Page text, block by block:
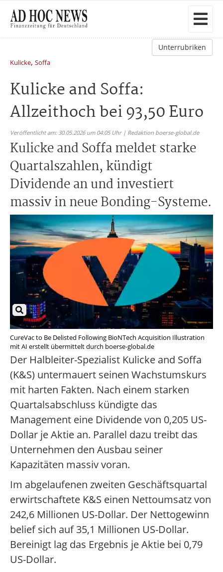
Unterrubriken
Kulicke, Soffa
Kulicke and Soffa:
Allzeithoch bei 93,50 Euro
Veröffentlicht am: 30.05.2026 um 04:05 Uhr | Redaktion boerse-global.de
Kulicke and Soffa meldet starke
Quartalszahlen, kündigt
Dividende an und investiert
massiv in neue Bonding-Systeme.
CureVac to Be Delisted Following BioNTech Acquisition Illustration
mit AI erstellt übermittelt durch boerse-global.de
Der Halbleiter-Spezialist Kulicke and Soffa
(K&S) untermauert seinen Wachstumskurs
mit harten Fakten. Nach einem starken
Quartalsabschluss kündigte das
Management eine Dividende von 0,205 US-
Dollar je Aktie an. Parallel dazu treibt das
Unternehmen den Ausbau seiner
Kapazitäten massiv voran.
Im abgelaufenen zweiten Geschäftsquartal
erwirtschaftete K&S einen Nettoumsatz von
242,6 Millionen US-Dollar. Der Nettogewinn
belief sich auf 35,1 Millionen US-Dollar.
Bereinigt lag das Ergebnis je Aktie bei 0,79
US-Dollar.